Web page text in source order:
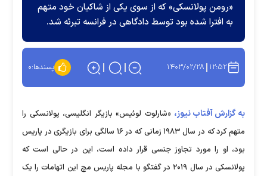
«رومن پولانسکی» که از سوی یکی از شاکیان خود متهم
به افترا شده بود توسط دادگاهی در فرانسه تبرئه شد.
۱۲:۵۲ ۱۴۰۳/۰۲/۲۸ پسندها:۰
به گزارش آفتاب نیوز، «شارلوت لوئیس» بازیگر انگلیسی، پولانسکی را
متهم کرد که در سال ۱۹۸۳ زمانی که در ۱۶ سالگی برای بازیگری در پاریس
بود، او را مورد تجاوز جنسی قرار داده است، این در حالی است که
پولانسکی در سال ۲۰۱۹ در گفتگو با مجله پاریس مچ این اتهامات را یک